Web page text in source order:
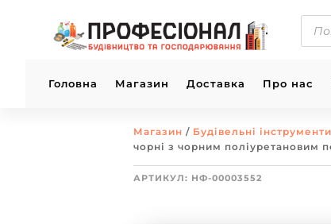
Головна Магазин Доставка Про нас
Магазин / Будівельні інструменти
чорні з чорним поліуретановим
АРТИКУЛ: НФ-00003552